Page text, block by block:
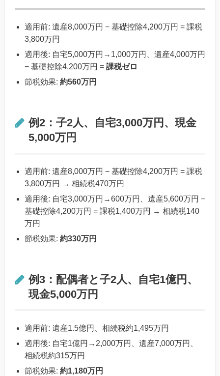
適用前: 遺産8,000万円 − 基礎控除4,200万円 = 課税
3,800万円
適用後: 自宅5,000万円→1,000万円、遺産4,000万円
− 基礎控除4,200万円 = 課税ゼロ
節税効果: 約560万円
例2：子2人、自宅3,000万円、現金
5,000万円
適用前: 遺産8,000万円 − 基礎控除4,200万円 = 課税
3,800万円 → 相続税470万円
適用後: 自宅3,000万円→600万円、遺産5,600万円 −
基礎控除4,200万円 = 課税1,400万円 → 相続税140
万円
節税効果: 約330万円
例3：配偶者と子2人、自宅1億円、
現金5,000万円
適用前: 遺産1.5億円、相続税約1,495万円
適用後: 自宅1億円→2,000万円、遺産7,000万円、
相続税約315万円
節税効果: 約1,180万円